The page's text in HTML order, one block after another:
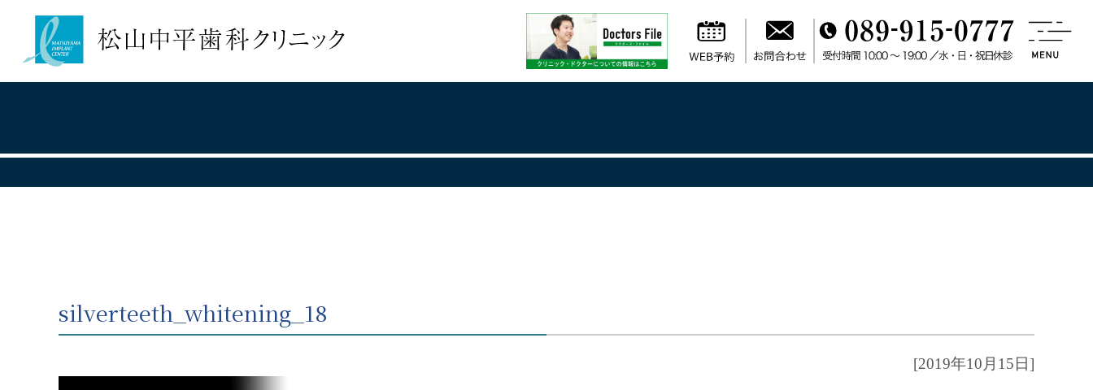
silverteeth_whitening_18
[2019年10月15日]